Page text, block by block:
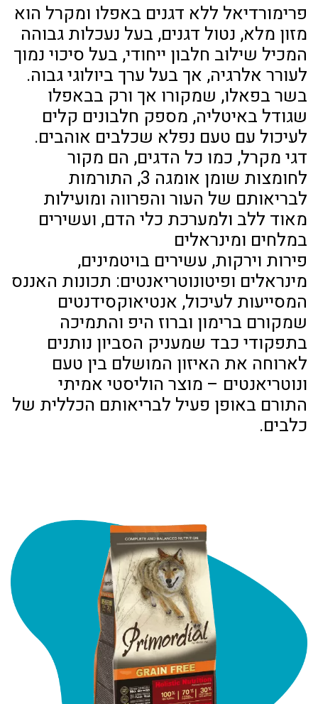
פרימורדיאל ללא דגנים באפלו ומקרל הוא
מזון מלא, נטול דגנים, בעל נעכלות גבוהה
המכיל שילוב חלבון ייחודי, בעל סיכוי נמוך
לעורר אלרגיה, אך בעל ערך ביולוגי גבוה.
בשר בפאלו, שמקורו אך ורק בבאפלו
שגודל באיטליה, מספק חלבונים קלים
לעיכול עם טעם נפלא שכלבים אוהבים.
דגי מקרל, כמו כל הדגים, הם מקור
לחומצות שומן אומגה 3, התורמות
לבריאותם של העור והפרווה ומועילות
מאוד ללב ולמערכת כלי הדם, ועשירים
במלחים ומינראלים
פירות וירקות, עשירים בויטמינים,
מינראלים ופיטונוטריאנטים: תכונות האננס
המסייעות לעיכול, אנטיאוקסידנטים
שמקורם ברימון וברוז היפ והתמיכה
בתפקודי כבד שמעניק הסביון נותנים
לארוחה את האיזון המושלם בין טעם
ונוטריאנטים – מוצר הוליסטי אמיתי
התורם באופן פעיל לבריאותם הכללית של
כלבים.